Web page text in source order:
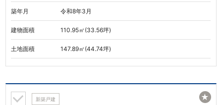
築年月 令和8年3月
建物面積 110.95㎡(33.56坪)
土地面積 147.89㎡(44.74坪)
新築戸建 ★